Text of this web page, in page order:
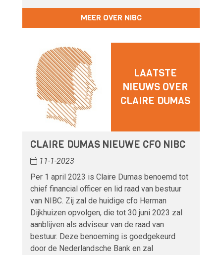
MEER OVER NIBC
LAATSTE
NIEUWS OVER
CLAIRE DUMAS
CLAIRE DUMAS NIEUWE CFO NIBC
11-1-2023
Per 1 april 2023 is Claire Dumas benoemd tot
chief financial officer en lid raad van bestuur
van NIBC. Zij zal de huidige cfo Herman
Dijkhuizen opvolgen, die tot 30 juni 2023 zal
aanblijven als adviseur van de raad van
bestuur. Deze benoeming is goedgekeurd
door de Nederlandsche Bank en zal